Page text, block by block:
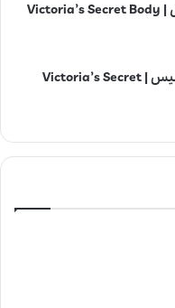
بادی اسپلش ویکتوریا سکرت پیونی کراش | Victoria’s Secret Body
بادی اسپلش ویکتوریا سکرت تمپتیشن لیس | Victoria’s Secret